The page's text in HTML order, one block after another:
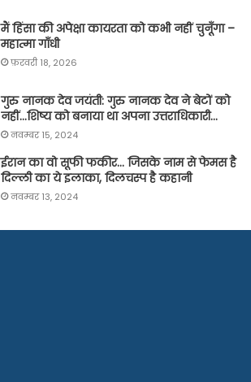
मैं हिंसा की अपेक्षा कायरता को कभी नहीं चुनूँगा –
महात्मा गाँधी
फ़रवरी 18, 2026
गुरु नानक देव जयंती: गुरु नानक देव ने बेटों को
नहीं…शिष्य को बनाया था अपना उत्तराधिकारी…
नवम्बर 15, 2024
ईरान का वो सूफी फकीर… जिसके नाम से फेमस है
दिल्ली का ये इलाका, दिलचस्प है कहानी
नवम्बर 13, 2024